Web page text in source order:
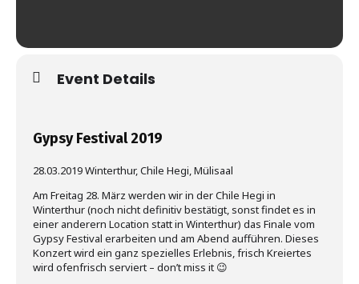
Event Details
Gypsy Festival 2019
28.03.2019 Winterthur, Chile Hegi, Mülisaal
Am Freitag 28. März werden wir in der Chile Hegi in
Winterthur (noch nicht definitiv bestätigt, sonst findet es in
einer anderern Location statt in Winterthur) das Finale vom
Gypsy Festival erarbeiten und am Abend aufführen. Dieses
Konzert wird ein ganz spezielles Erlebnis, frisch Kreiertes
wird ofenfrisch serviert – don’t miss it 😉